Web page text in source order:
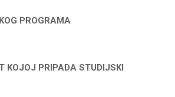
PROGRAMA
KOJOJ PRIPADA STUDIJSKI